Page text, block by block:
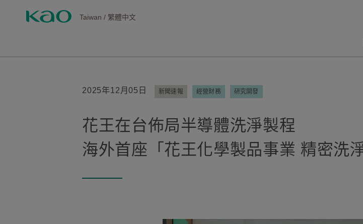
Taiwan / 繁體中文
2025年12月05日 新聞速報 經營財務 研究開發
花王在台佈局半導體洗淨製程
海外首座「花王化學製品事業 精密洗